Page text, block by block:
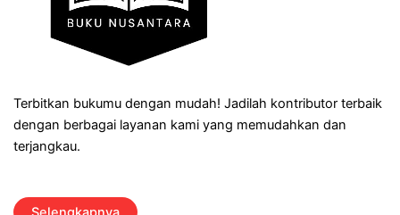
Terbitkan bukumu dengan mudah! Jadilah kontributor terbaik
dengan berbagai layanan kami yang memudahkan dan
terjangkau.